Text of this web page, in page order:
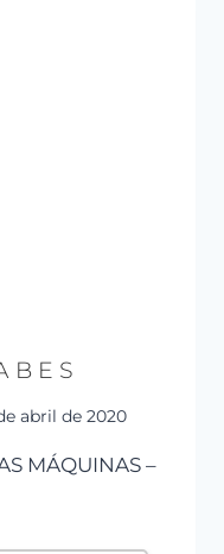
abril de 2020
MÁQUINAS –